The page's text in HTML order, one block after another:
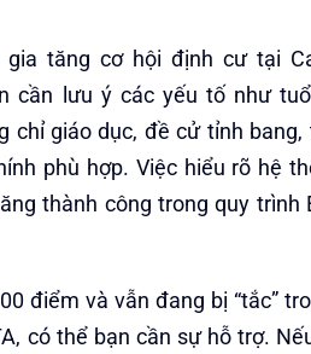
tăng cơ hội định cư tại
cần lưu ý các yếu tố như
chỉ giáo dục, đề cử tỉnh
phù hợp. Việc hiểu rõ hệ
thành công trong quy trình
điểm và vẫn đang bị “tắc”
có thể bạn cần sự hỗ trợ.